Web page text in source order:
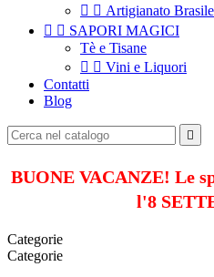
  Artigianato Brasile
  SAPORI MAGICI
Tè e Tisane
  Vini e Liquori
Contatti
Blog

BUONE VACANZE! Le
l'8
Categorie
Categorie